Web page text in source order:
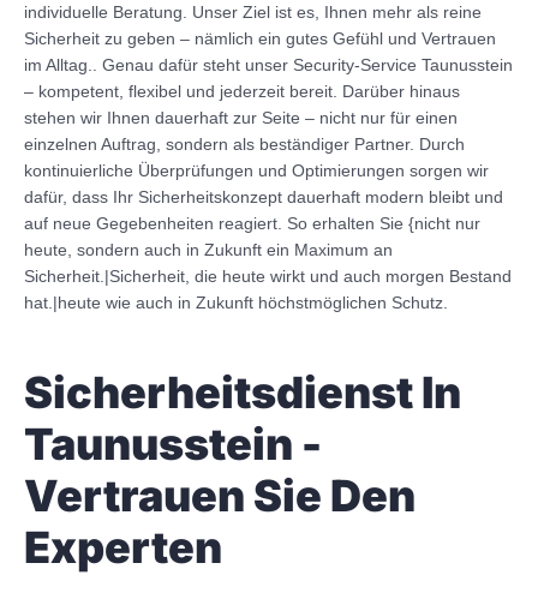
individuelle Beratung. Unser Ziel ist es, Ihnen mehr als reine
Sicherheit zu geben – nämlich ein gutes Gefühl und Vertrauen
im Alltag.. Genau dafür steht unser Security-Service Taunusstein
– kompetent, flexibel und jederzeit bereit. Darüber hinaus
stehen wir Ihnen dauerhaft zur Seite – nicht nur für einen
einzelnen Auftrag, sondern als beständiger Partner. Durch
kontinuierliche Überprüfungen und Optimierungen sorgen wir
dafür, dass Ihr Sicherheitskonzept dauerhaft modern bleibt und
auf neue Gegebenheiten reagiert. So erhalten Sie {nicht nur
heute, sondern auch in Zukunft ein Maximum an
Sicherheit.|Sicherheit, die heute wirkt und auch morgen Bestand
hat.|heute wie auch in Zukunft höchstmöglichen Schutz.
Sicherheitsdienst In
Taunusstein -
Vertrauen Sie Den
Experten